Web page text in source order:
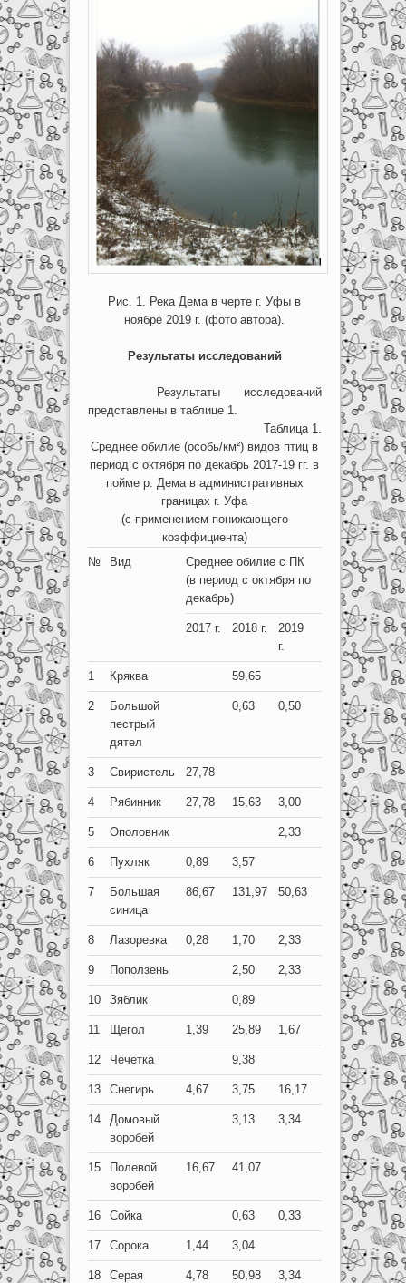
Рис. 1. Река Дема в черте г. Уфы в
ноябре 2019 г. (фото автора).
Результаты исследований
Результаты исследований
представлены в таблице 1.
Таблица 1.
Среднее обилие (особь/км²) видов птиц в
период с октября по декабрь 2017-19 гг. в
пойме р. Дема в административных
границах г. Уфа
(с применением понижающего
коэффициента)
№
Вид
Среднее обилие с ПК
(в период с октября по
декабрь)
2017 г. 2018 г.
2019
г.
1 Кряква 59,65
2
Большой
пестрый
дятел
0,63 0,50
3 Свиристель 27,78
4 Рябинник 27,78 15,63 3,00
5 Ополовник 2,33
6 Пухляк 0,89 3,57
7
Большая
синица
86,67 131,97 50,63
8 Лазоревка 0,28 1,70 2,33
9 Поползень 2,50 2,33
10 Зяблик 0,89
11 Щегол 1,39 25,89 1,67
12 Чечетка 9,38
13 Снегирь 4,67 3,75 16,17
14
Домовый
воробей
3,13 3,34
15
Полевой
воробей
16,67 41,07
16 Сойка 0,63 0,33
17 Сорока 1,44 3,04
18
Серая
4,78 50,98 3,34